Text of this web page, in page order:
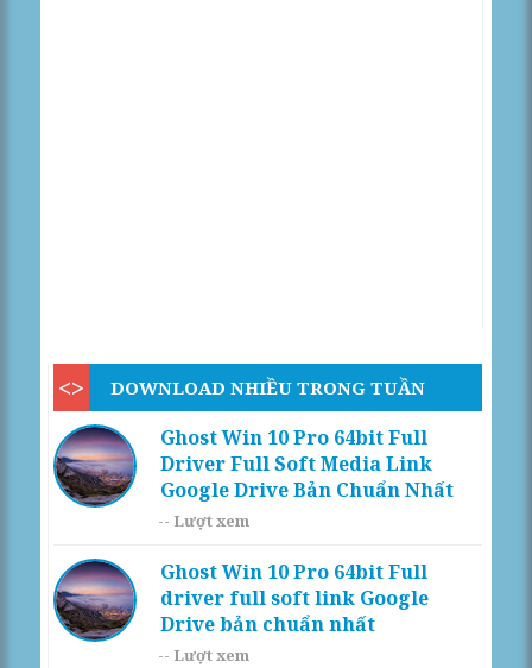
DOWNLOAD NHIỀU TRONG TUẦN
Ghost Win 10 Pro 64bit Full
Driver Full Soft Media Link
Google Drive Bản Chuẩn Nhất
-- Lượt xem
Ghost Win 10 Pro 64bit Full
driver full soft link Google
Drive bản chuẩn nhất
-- Lượt xem